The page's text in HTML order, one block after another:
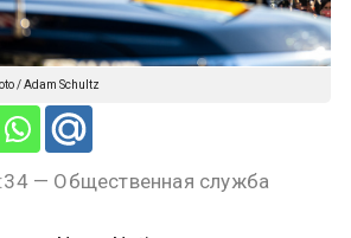
/ Adam Schultz
— Общественная служба